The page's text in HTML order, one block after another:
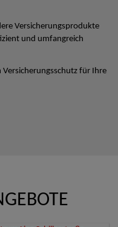
Versicherungsprodukte
und umfangreich
für Ihre